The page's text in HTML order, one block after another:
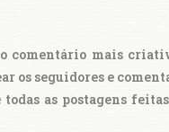
comentário mais
os seguidores e
as postagens